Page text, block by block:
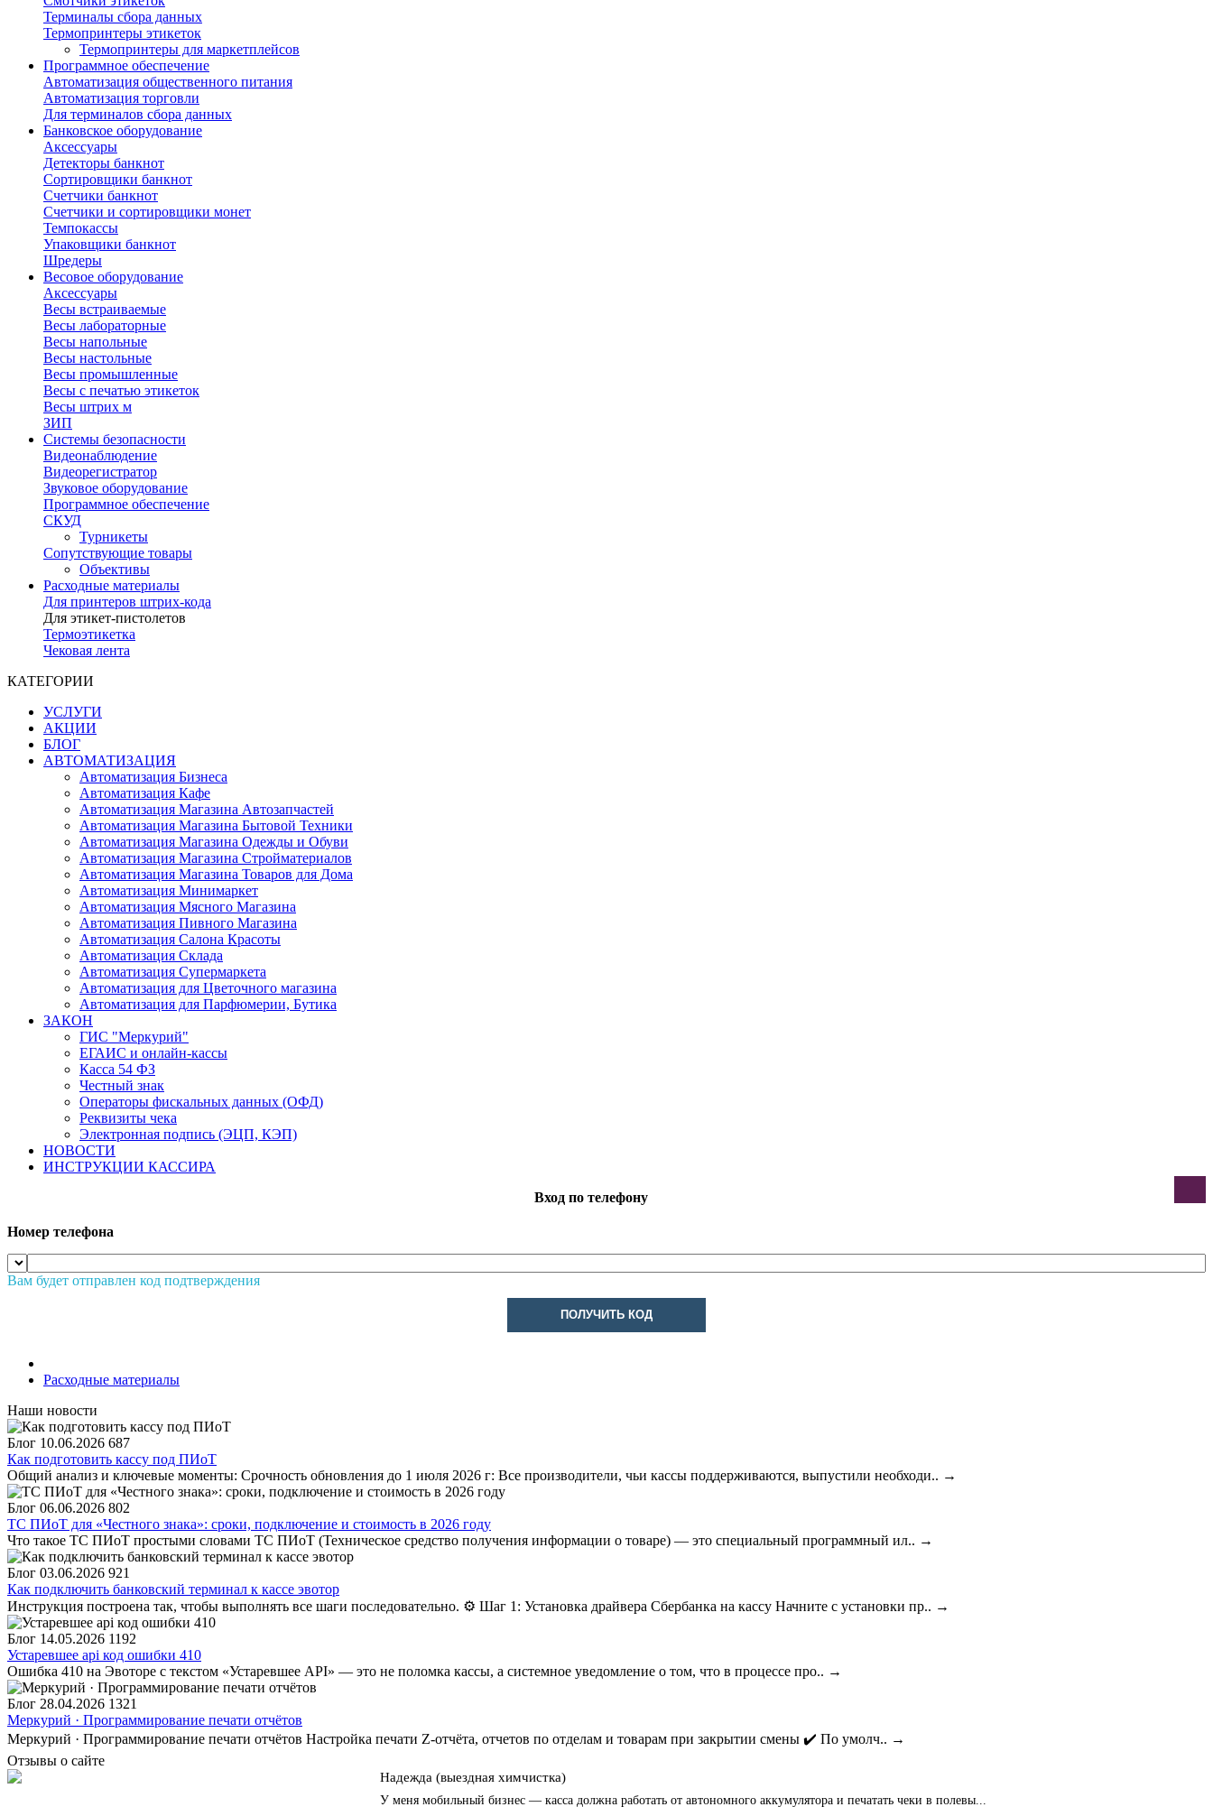
Терминалы сбора данных
Термопринтеры этикеток
Термопринтеры для маркетплейсов
Программное обеспечение
Автоматизация общественного питания
Автоматизация торговли
Для терминалов сбора данных
Банковское оборудование
Аксессуары
Детекторы банкнот
Сортировщики банкнот
Счетчики банкнот
Счетчики и сортировщики монет
Темпокассы
Упаковщики банкнот
Шредеры
Весовое оборудование
Аксессуары
Весы встраиваемые
Весы лабораторные
Весы напольные
Весы настольные
Весы промышленные
Весы с печатью этикеток
Весы штрих м
ЗИП
Системы безопасности
Видеонаблюдение
Видеорегистратор
Звуковое оборудование
Программное обеспечение
СКУД
Турникеты
Сопутствующие товары
Объективы
Расходные материалы
Для принтеров штрих-кода
Для этикет-пистолетов
Термоэтикетка
Чековая лента
КАТЕГОРИИ
УСЛУГИ
АКЦИИ
БЛОГ
АВТОМАТИЗАЦИЯ
Автоматизация Бизнеса
Автоматизация Кафе
Автоматизация Магазина Автозапчастей
Автоматизация Магазина Бытовой Техники
Автоматизация Магазина Одежды и Обуви
Автоматизация Магазина Стройматериалов
Автоматизация Магазина Товаров для Дома
Автоматизация Минимаркет
Автоматизация Мясного Магазина
Автоматизация Пивного Магазина
Автоматизация Салона Красоты
Автоматизация Склада
Автоматизация Супермаркета
Автоматизация для Цветочного магазина
Автоматизация для Парфюмерии, Бутика
ЗАКОН
ГИС "Меркурий"
ЕГАИС и онлайн-кассы
Касса 54 ФЗ
Честный знак
Операторы фискальных данных (ОФД)
Реквизиты чека
Электронная подпись (ЭЦП, КЭП)
НОВОСТИ
ИНСТРУКЦИИ КАССИРА
Вход по телефону
Номер телефона
Вам будет отправлен код подтверждения
ПОЛУЧИТЬ КОД
Расходные материалы
Наши новости
Блог 10.06.2026 687
Как подготовить кассу под ПИоТ
Общий анализ и ключевые моменты: Срочность обновления до 1 июля 2026 г: Все производители, чьи кассы поддерживаются, выпустили необходи.. →
Блог 06.06.2026 802
ТС ПИоТ для «Честного знака»: сроки, подключение и стоимость в 2026 году
Что такое ТС ПИоТ простыми словами ТС ПИоТ (Техническое средство получения информации о товаре) — это специальный программный ил.. →
Блог 03.06.2026 921
Как подключить банковский терминал к кассе эвотор
Инструкция построена так, чтобы выполнять все шаги последовательно. ⚙️ Шаг 1: Установка драйвера Сбербанка на кассу Начните с установки пр.. →
Блог 14.05.2026 1192
Устаревшее api код ошибки 410
Ошибка 410 на Эвоторе с текстом «Устаревшее API» — это не поломка кассы, а системное уведомление о том, что в процессе про.. →
Блог 28.04.2026 1321
Меркурий · Программирование печати отчётов
Меркурий · Программирование печати отчётов Настройка печати Z-отчёта, отчетов по отделам и товарам при закрытии смены ✔️ По умолч.. →
Отзывы о сайте
Надежда (выездная химчистка)
У меня мобильный бизнес — касса должна работать от автономного аккумулятора и печатать чеки в полевы...